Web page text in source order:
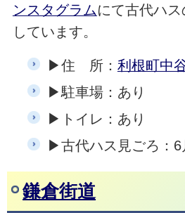
ンスタグラムにて古代ハ
しています。
▶住 所： 利根町中
▶駐車場：あり
▶トイレ：あり
▶古代ハス見ごろ：6
鎌倉街道